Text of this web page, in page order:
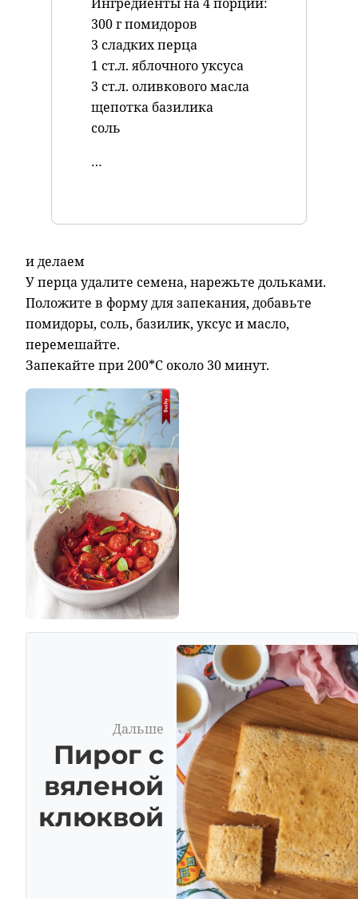
300 г помидоров
3 сладких перца
1 ст.л. яблочного уксуса
3 ст.л. оливкового масла
щепотка базилика
соль
…
и делаем
У перца удалите семена, нарежьте дольками.
Положите в форму для запекания, добавьте
помидоры, соль, базилик, уксус и масло,
перемешайте.
Запекайте при 200*С около 30 минут.
Дальше
Пирог с
вяленой
клюквой